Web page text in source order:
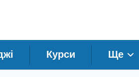
Курси Ще